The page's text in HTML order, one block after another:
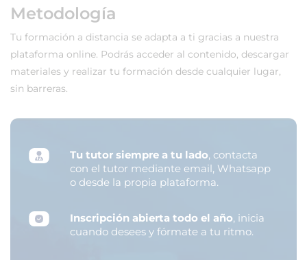
Metodología
Tu formación a distancia se adapta a ti gracias a nuestra
plataforma online. Podrás acceder al contenido, descargar
materiales y realizar tu formación desde cualquier lugar,
sin barreras.
Tu tutor siempre a tu lado, contacta
con el tutor mediante email, Whatsapp
o desde la propia plataforma.
Inscripción abierta todo el año, inicia
cuando desees y fórmate a tu ritmo.